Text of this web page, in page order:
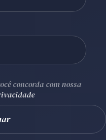
concorda com nossa